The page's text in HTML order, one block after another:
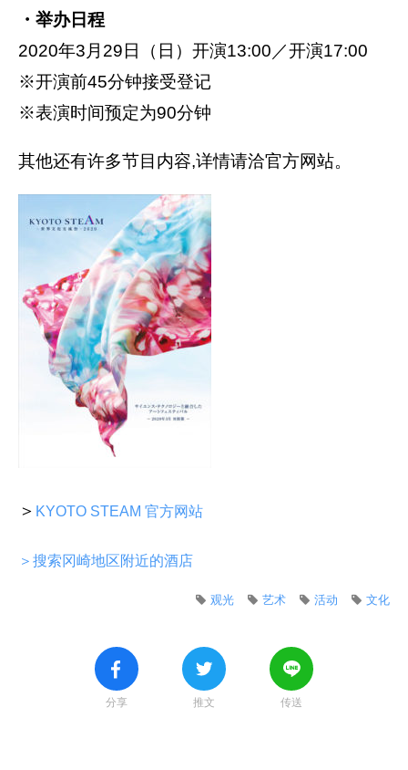
・举办日程
2020年3月29日（日）开演13:00／开演17:00
※开演前45分钟接受登记
※表演时间预定为90分钟
其他还有许多节目内容,详情请洽官方网站。
＞ KYOTO STEAM 官方网站
＞搜索冈崎地区附近的酒店
文化
活动
艺术
观光
分享 推文 传送